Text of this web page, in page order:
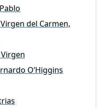
del Carmen,
O’Higgins